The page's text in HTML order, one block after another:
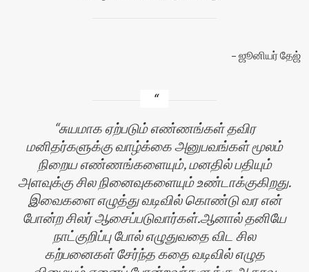
ஜூனியர் தேஜ்
சுயமாக ஏற்படும் எண்ணங்கள் தவிர
மனிதர்களுக்கு வாழ்க்கை அனுபவங்கள் மூலம்
நிறைய எண்ணங்களையும், மனதில் பதியும்
அளவுக்கு சில நினைவுகளையும் உண்டாக்குகிறது.
இவைகளை எழுத்து வடிவில் கொண்டு வர என்
போன்ற சிலர் ஆசைப்படுவார்கள்.ஆனால் தனியே
நாட்குறிப்பு போல் எழுதுவதை விட சில
கற்பனைகள் சேர்ந்த கதை வடிவில் எழுத